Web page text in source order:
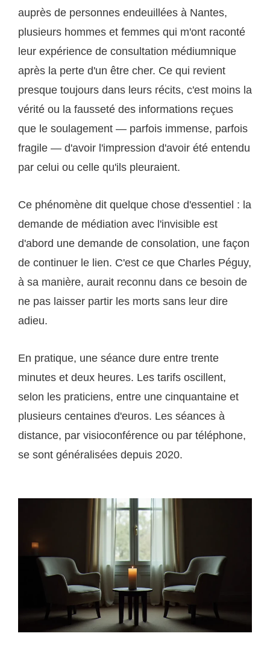
auprès de personnes endeuillées à Nantes,
plusieurs hommes et femmes qui m'ont raconté
leur expérience de consultation médiumnique
après la perte d'un être cher. Ce qui revient
presque toujours dans leurs récits, c'est moins la
vérité ou la fausseté des informations reçues
que le soulagement — parfois immense, parfois
fragile — d'avoir l'impression d'avoir été entendu
par celui ou celle qu'ils pleuraient.
Ce phénomène dit quelque chose d'essentiel : la
demande de médiation avec l'invisible est
d'abord une demande de consolation, une façon
de continuer le lien. C'est ce que Charles Péguy,
à sa manière, aurait reconnu dans ce besoin de
ne pas laisser partir les morts sans leur dire
adieu.
En pratique, une séance dure entre trente
minutes et deux heures. Les tarifs oscillent,
selon les praticiens, entre une cinquantaine et
plusieurs centaines d'euros. Les séances à
distance, par visioconférence ou par téléphone,
se sont généralisées depuis 2020.